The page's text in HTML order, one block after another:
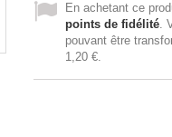
En achetant ce
points de fidélité.
pouvant être
1,20 €.